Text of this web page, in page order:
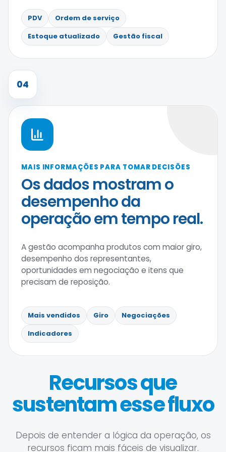
PDV
Ordem de serviço
Estoque atualizado
Gestão fiscal
04
MAIS INFORMAÇÕES PARA TOMAR DECISÕES
Os dados mostram o
desempenho da
operação em tempo real.
A gestão acompanha produtos com maior giro,
desempenho dos representantes,
oportunidades em negociação e itens que
precisam de reposição.
Mais vendidos Giro
Negociações
Indicadores
Recursos que
sustentam esse fluxo
Depois de entender a lógica da operação, os
recursos ficam mais fáceis de visualizar.